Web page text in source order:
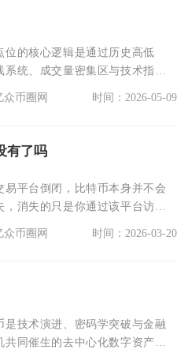
位的核心逻辑是通过历史高低
系统、成交量密集区与技术指标
众币圈网 时间：2026-05-09
有了吗
易平台倒闭，比特币本身并不会
，消失的只是你通过该平台访
众币圈网 时间：2026-03-20
是技术演进、密码学突破与金融
共同催生的去中心化数字资产，